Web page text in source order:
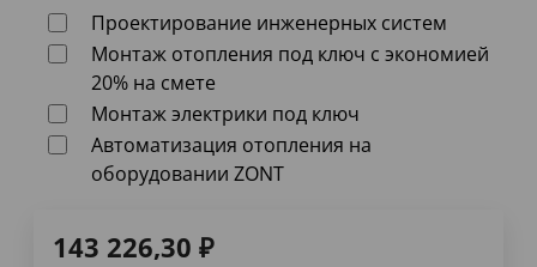
Проектирование инженерных систем
Монтаж отопления под ключ с экономией
20% на смете
Монтаж электрики под ключ
Автоматизация отопления на
оборудовании ZONT
143 226,30 ₽